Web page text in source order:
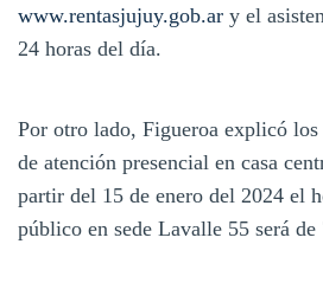
www.rentasjujuy.gob.ar y el
24 horas del día.
Por otro lado, Figueroa explicó
de atención presencial en casa
partir del 15 de enero del 2024 el
público en sede Lavalle 55 será de